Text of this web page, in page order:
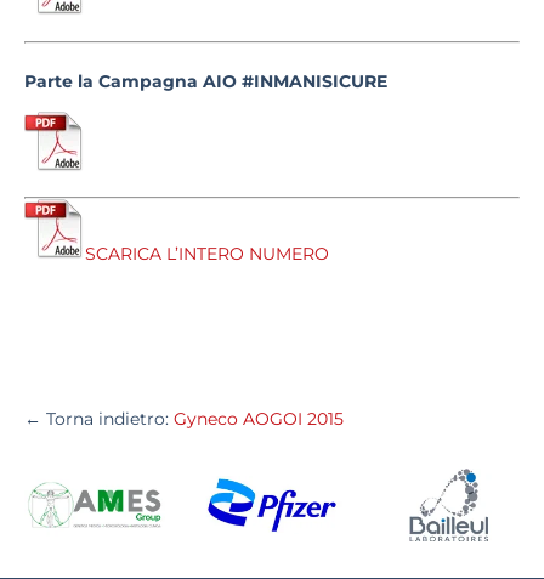
Parte la Campagna AIO #INMANISICURE
SCARICA L’INTERO NUMERO
← Torna indietro: Gyneco AOGOI 2015